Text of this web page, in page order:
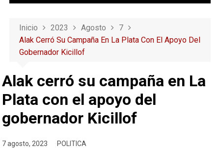
Inicio 2023 Agosto
7
Alak Cerró Su Campaña En La Plata Con El Apoyo Del
Gobernador Kicillof
Alak cerró su campaña en La
Plata con el apoyo del
gobernador Kicillof
7 agosto, 2023 POLITICA